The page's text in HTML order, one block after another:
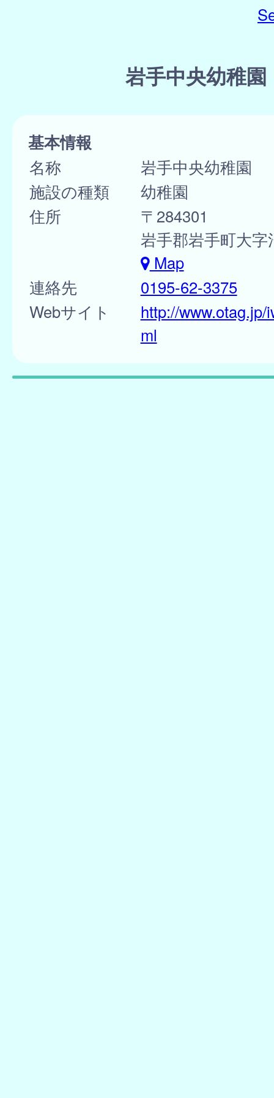
岩手中央幼稚園
基本情報
名称
岩手中央幼稚園
施設の種類
幼稚園
住所
〒284301
岩手郡岩手町大字
Map
連絡先
0195-62-3375
Webサイト
http://www.otag.jp/
ml